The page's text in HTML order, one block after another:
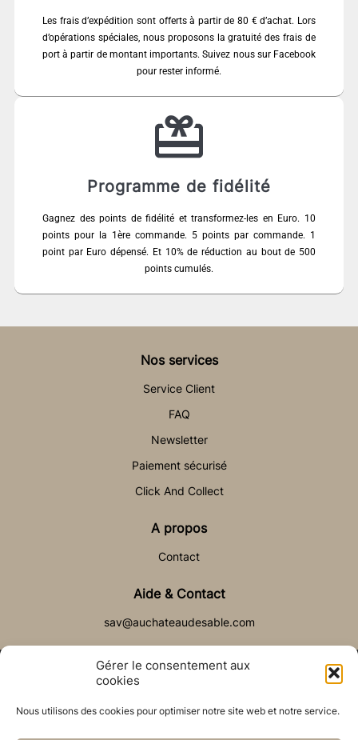
Gérer le consentement aux
cookies
Nous utilisons des cookies pour optimiser notre site web et notre service.
Les frais d’expédition sont offerts à partir de 80 € d’achat. Lors
d’opérations spéciales, nous proposons la gratuité des frais de
port à partir de montant importants. Suivez nous sur Facebook
pour rester informé.
Programme de fidélité
Gagnez des points de fidélité et transformez-les en Euro. 10
points pour la 1ère commande. 5 points par commande. 1
point par Euro dépensé. Et 10% de réduction au bout de 500
points cumulés.
Nos services
Service Client
FAQ
Newsletter
Paiement sécurisé
Click And Collect
A propos
Contact
Aide & Contact
sav@auchateaudesable.com